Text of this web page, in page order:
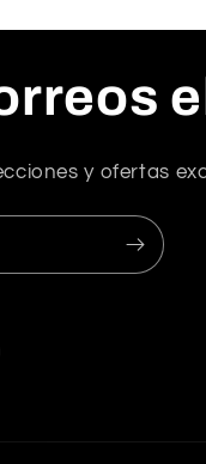
y ofertas